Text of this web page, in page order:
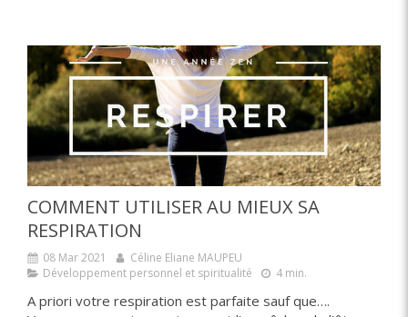
COMMENT UTILISER AU MIEUX SA
RESPIRATION
08 Mar 2021
Céline Eliane MAUPEU
Développement personnel et spiritualité
4 min.
A priori votre respiration est parfaite sauf que….